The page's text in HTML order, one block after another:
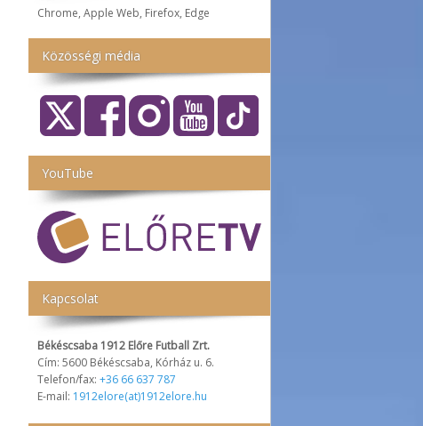
Chrome, Apple Web, Firefox, Edge
Közösségi média
YouTube
Kapcsolat
Békéscsaba 1912 Előre Futball Zrt.
Cím: 5600 Békéscsaba, Kórház u. 6.
Telefon/fax: +36 66 637 787
E-mail: 1912elore(at)1912elore.hu